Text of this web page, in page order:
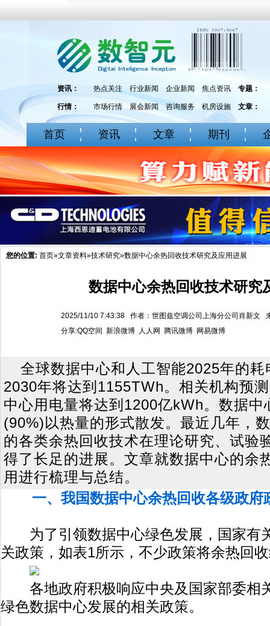
资讯： 热点关注 行业新闻 企业新闻 焦点资讯 专题：
行情： 市场行情 展会新闻 咨询服务 机房设施 文章：
首页 资讯 文章 期刊
您的位置: 首页»文章资料»技术研究»数据中心余热回收技术研究及应用进展
数据中心余热回收技术研究
2025/11/10 7:43:38 作者：世图兹空调公司上海分公司肖新文
分享:QQ空间 新浪微博 人人网 腾讯微博 网易微博
全球数据中心和人工智能2025年的
2030年将达到1155TWh。相关机构预
中心用电量将达到1200亿kWh。数据中
(90%)以热量的形式散发。最近几年，
的各类余热回收技术在理论研究、试验
得了长足的进展。文章就数据中心的余
用进行梳理与总结。
一、我国数据中心余热回收各级政府
为了引领数据中心绿色发展，国家有
关政策，如表1所示，不少政策将余热回
各地政府积极响应中央及国家部委相
绿色数据中心发展的相关政策。